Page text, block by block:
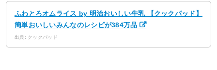
ふわとろオムライス by 明治おいしい牛乳 【クックパッド】
簡単おいしいみんなのレシピが384万品
出典: クックパッド